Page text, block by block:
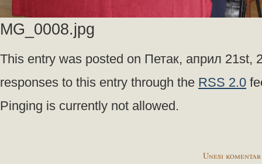
MG_0008.jpg
This entry was posted on Петак, април 21st,
responses to this entry through the RSS 2.0
Pinging is currently not allowed.
Unesi komentar